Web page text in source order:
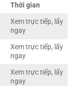
Thời gian
Xem trực tiếp, lấy
ngay
Xem trực tiếp, lấy
ngay
Xem trực tiếp, lấy
ngay